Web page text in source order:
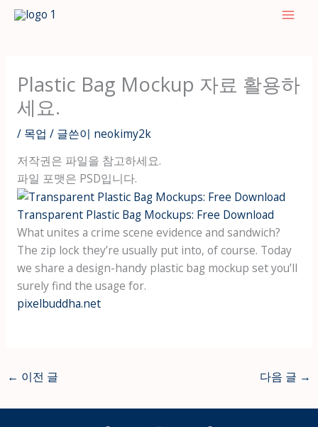
Plastic Bag Mockup 자료 활용하
세요.
/ 목업 / 글쓴이 neokimy2k
저작권은 파일을 참고하세요.
파일 포맷은 PSD입니다.
Transparent Plastic Bag Mockups: Free Download
What unites a crime scene evidence and sandwich?
The zip lock they’re usually put into, of course. Today
we share a design-handy plastic bag mockup set you’ll
surely find the usage for.
pixelbuddha.net
← 이전 글 다음 글 →